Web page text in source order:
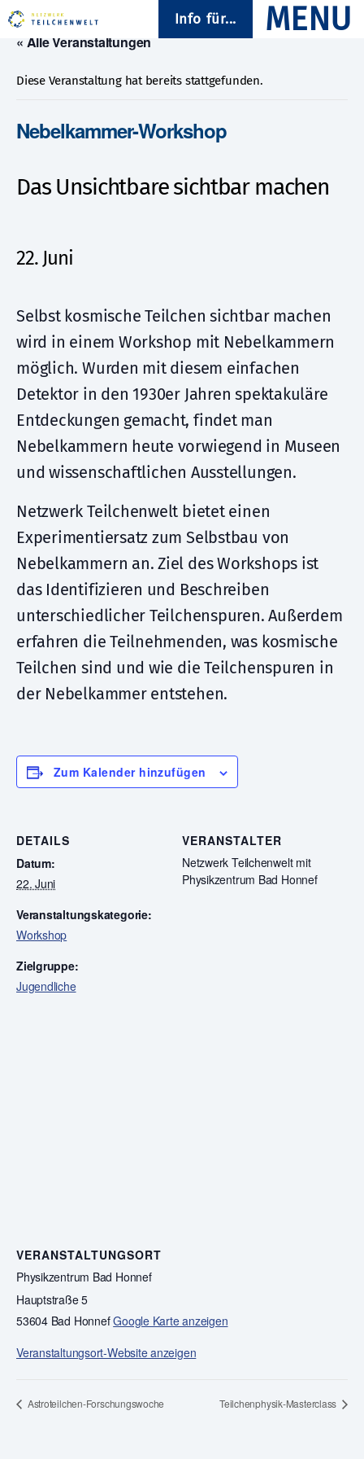
Info für...
« Alle Veranstaltungen
Diese Veranstaltung hat bereits stattgefunden.
Nebelkammer-Workshop
Das Unsichtbare sichtbar machen
22. Juni
Selbst kosmische Teilchen sichtbar machen
wird in einem Workshop mit Nebelkammern
möglich. Wurden mit diesem einfachen
Detektor in den 1930er Jahren spektakuläre
Entdeckungen gemacht, findet man
Nebelkammern heute vorwiegend in Museen
und wissenschaftlichen Ausstellungen.
Netzwerk Teilchenwelt bietet einen
Experimentiersatz zum Selbstbau von
Nebelkammern an. Ziel des Workshops ist
das Identifizieren und Beschreiben
unterschiedlicher Teilchenspuren. Außerdem
erfahren die Teilnehmenden, was kosmische
Teilchen sind und wie die Teilchenspuren in
der Nebelkammer entstehen.
Zum Kalender hinzufügen
DETAILS
Datum:
22. Juni
Veranstaltungskategorie:
Workshop
Zielgruppe:
Jugendliche
VERANSTALTER
Netzwerk Teilchenwelt mit
Physikzentrum Bad Honnef
VERANSTALTUNGSORT
Physikzentrum Bad Honnef
Hauptstraße 5
53604 Bad HonnefGoogle Karte anzeigen
Veranstaltungsort-Website anzeigen
Astroteilchen-Forschungswoche Teilchenphysik-Masterclass